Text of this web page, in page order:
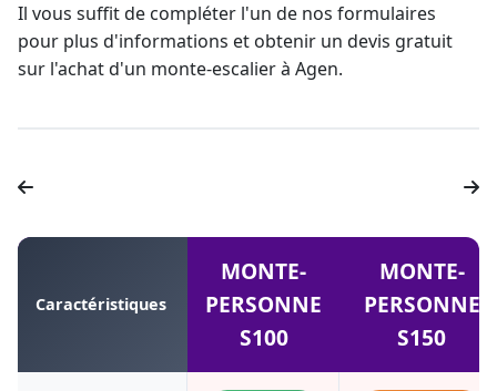
Il vous suffit de compléter l'un de nos formulaires
pour plus d'informations et obtenir un devis gratuit
sur l'achat d'un monte-escalier à Agen.
Caractéristiques
MONTE-
PERSONNE
S100
MONTE-
PERSONNE
S150